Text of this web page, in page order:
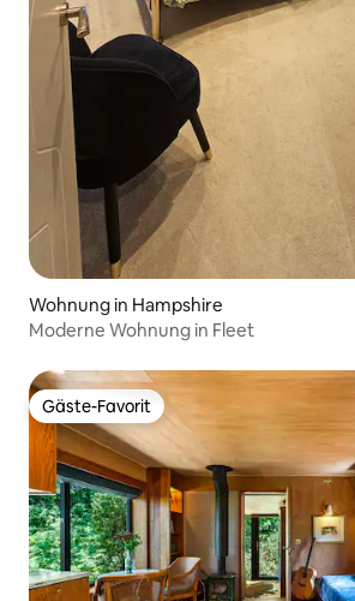
Wohnung in Hampshire
Moderne Wohnung in Fleet
Gäste-Favorit
Gäste-Favorit